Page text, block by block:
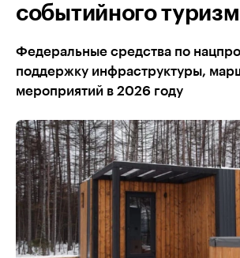
событийного
Федеральные средства по
поддержку инфраструктуры,
мероприятий в 2026 году